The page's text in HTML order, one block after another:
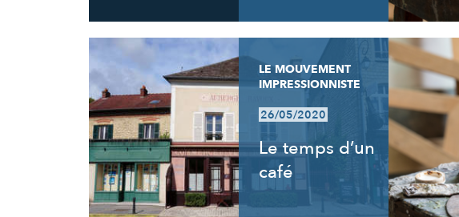
LE MOUVEMENT
IMPRESSIONNISTE
26/05/2020
Le temps d’un
café